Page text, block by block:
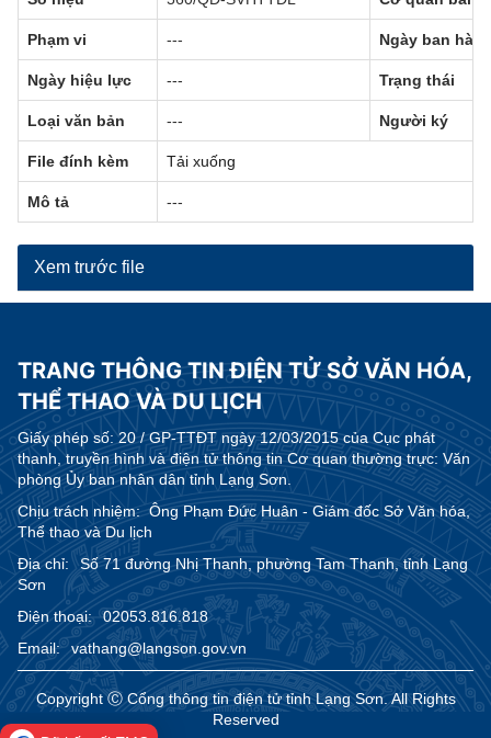
Phạm vi --- Ngày ban
Ngày hiệu lực --- Trạng thái
Loại văn bản --- Người ký
File đính kèm Tải xuống
Mô tả ---
Xem trước file
TRANG THÔNG TIN ĐIỆN TỬ SỞ VĂN HÓA,
THỂ THAO VÀ DU LỊCH
Giấy phép số:20 / GP-TTĐT ngày 12/03/2015 của Cục phát
thanh, truyền hình và điện tử thông tin Cơ quan thường trực: Văn
phòng Ủy ban nhân dân tỉnh Lạng Sơn.
Chịu trách nhiệm:Ông Phạm Đức Huân - Giám đốc Sở Văn hóa,
Thể thao và Du lịch
Địa chỉ:
Số 71 đường Nhị Thanh, phường Tam Thanh, tỉnh Lạng
Sơn
Điện thoại:
02053.816.818
Email:
vathang@langson.gov.vn
Copyright Ⓒ Cổng thông tin điện tử tỉnh Lạng Sơn. All Rights
Reserved